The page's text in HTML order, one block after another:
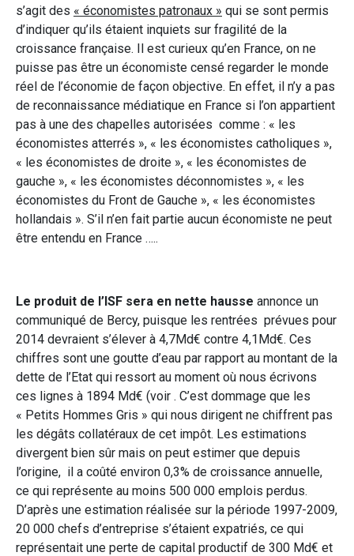
s’agit des « économistes patronaux » qui se sont permis
d’indiquer qu’ils étaient inquiets sur fragilité de la
croissance française. Il est curieux qu’en France, on ne
puisse pas être un économiste censé regarder le monde
réel de l’économie de façon objective. En effet, il n’y a pas
de reconnaissance médiatique en France si l’on appartient
pas à une des chapelles autorisées comme : « les
économistes atterrés », « les économistes catholiques »,
« les économistes de droite », « les économistes de
gauche », « les économistes déconnomistes », « les
économistes du Front de Gauche », « les économistes
hollandais ». S’il n’en fait partie aucun économiste ne peut
être entendu en France …..
Le produit de l’ISF sera en nette hausse annonce un
communiqué de Bercy, puisque les rentrées prévues pour
2014 devraient s’élever à 4,7Md€ contre 4,1Md€. Ces
chiffres sont une goutte d’eau par rapport au montant de la
dette de l’Etat qui ressort au moment où nous écrivons
ces lignes à 1894 Md€ (voir . C’est dommage que les
« Petits Hommes Gris » qui nous dirigent ne chiffrent pas
les dégâts collatéraux de cet impôt. Les estimations
divergent bien sûr mais on peut estimer que depuis
l’origine, il a coûté environ 0,3% de croissance annuelle,
ce qui représente au moins 500 000 emplois perdus.
D’après une estimation réalisée sur la période 1997-2009,
20 000 chefs d’entreprise s’étaient expatriés, ce qui
représentait une perte de capital productif de 300 Md€ et